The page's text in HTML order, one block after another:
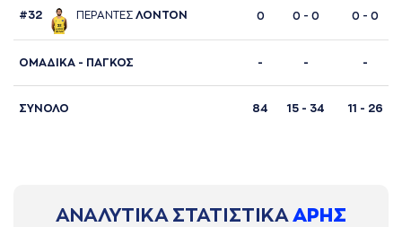
#32 ΠΕΡAΝΤΕΣ ΛΟΝΤΟΝ 0 0 - 0 0 - 0
ΟΜΑΔΙΚΑ - ΠΑΓΚΟΣ - - -
ΣΥΝΟΛΟ 84 15 - 34 11 - 26
ΑΝΑΛΥΤΙΚΑ ΣΤΑΤΙΣΤΙΚΑΑΡΗΣ